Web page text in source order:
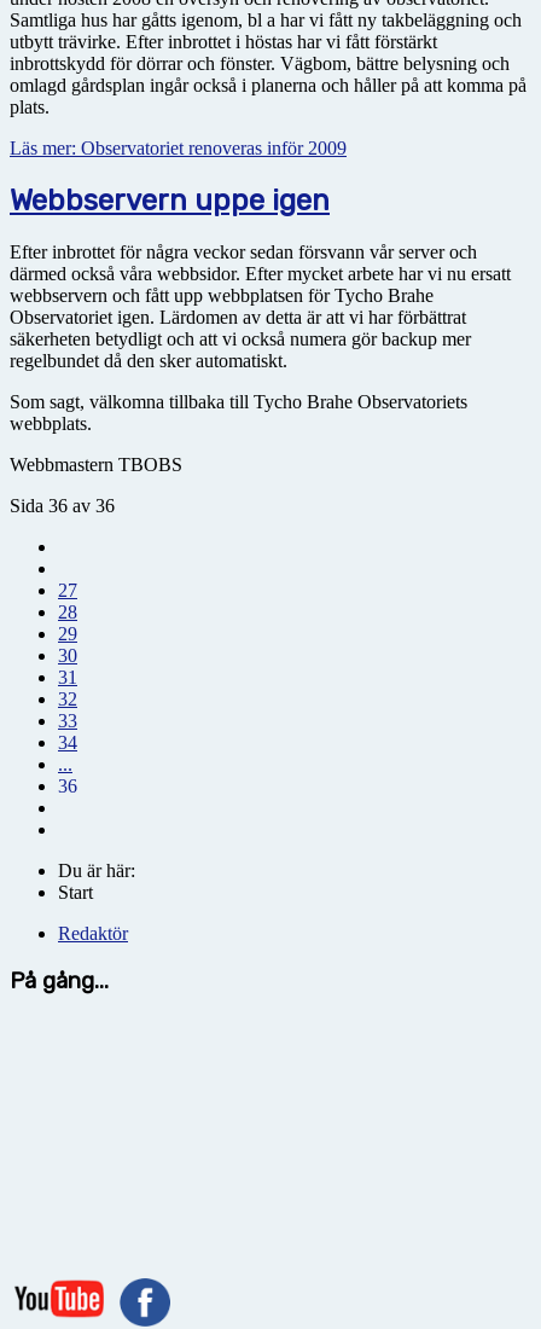
Samtliga hus har gåtts igenom, bl a har vi fått ny takbeläggning och
utbytt trävirke. Efter inbrottet i höstas har vi fått förstärkt
inbrottskydd för dörrar och fönster. Vägbom, bättre belysning och
omlagd gårdsplan ingår också i planerna och håller på att komma på
plats.
Läs mer: Observatoriet renoveras inför 2009
Webbservern uppe igen
Efter inbrottet för några veckor sedan försvann vår server och
därmed också våra webbsidor. Efter mycket arbete har vi nu ersatt
webbservern och fått upp webbplatsen för Tycho Brahe
Observatoriet igen. Lärdomen av detta är att vi har förbättrat
säkerheten betydligt och att vi också numera gör backup mer
regelbundet då den sker automatiskt.
Som sagt, välkomna tillbaka till Tycho Brahe Observatoriets
webbplats.
Webbmastern TBOBS
Sida 36 av 36
27
28
29
30
31
32
33
34
...
36
Du är här:
Start
Redaktör
På gång...